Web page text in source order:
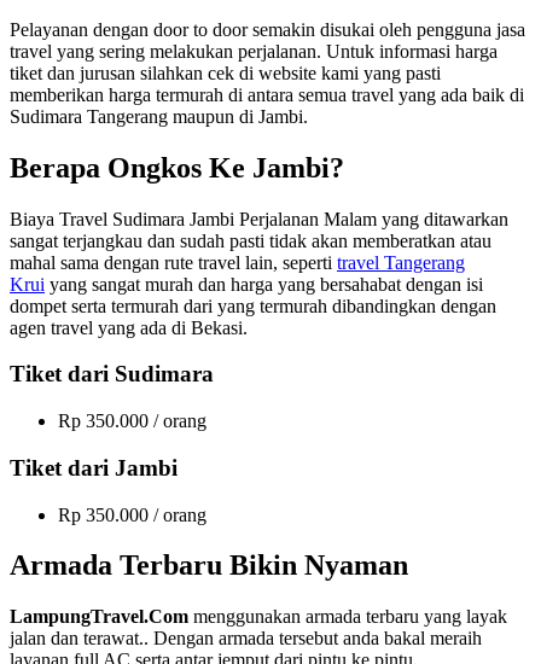
Pelayanan dengan door to door semakin disukai oleh pengguna jasa
travel yang sering melakukan perjalanan. Untuk informasi harga
tiket dan jurusan silahkan cek di website kami yang pasti
memberikan harga termurah di antara semua travel yang ada baik di
Sudimara Tangerang maupun di Jambi.
Berapa Ongkos Ke Jambi?
Biaya Travel Sudimara Jambi Perjalanan Malam yang ditawarkan
sangat terjangkau dan sudah pasti tidak akan memberatkan atau
mahal sama dengan rute travel lain, seperti travel Tangerang
Krui yang sangat murah dan harga yang bersahabat dengan isi
dompet serta termurah dari yang termurah dibandingkan dengan
agen travel yang ada di Bekasi.
Tiket dari Sudimara
Rp 350.000 / orang
Tiket dari Jambi
Rp 350.000 / orang
Armada Terbaru Bikin Nyaman
LampungTravel.Com menggunakan armada terbaru yang layak
jalan dan terawat.. Dengan armada tersebut anda bakal meraih